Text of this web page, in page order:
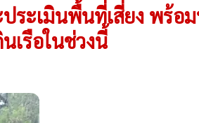
ระเมินพื้นที่เสี่ยง พร้อ
เรือในช่วงนี้